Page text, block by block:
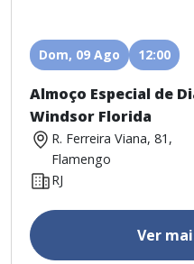
Dom, 09 Ago 12:00
Almoço Especial de
Windsor Florida
R. Ferreira Viana, 81,
Flamengo
RJ
Ver